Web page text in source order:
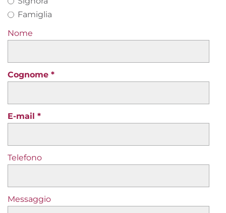
Famiglia
Nome
Cognome
E-mail
Telefono
Messaggio